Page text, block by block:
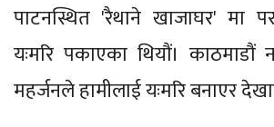
पाटनस्थित 'रैथाने खाजाघर' मा
यःमरि पकाएका थियौं। काठमाडौं
महर्जनले हामीलाई यःमरि बनाएर